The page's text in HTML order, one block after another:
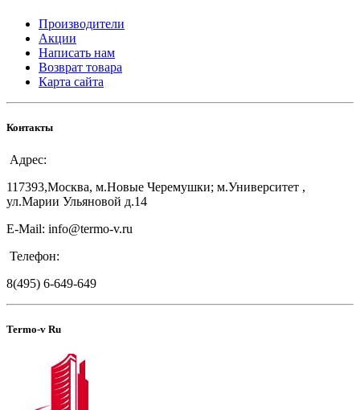
Производители
Акции
Написать нам
Возврат товара
Карта сайта
Контакты
Адрес:
117393,Москва, м.Новые Черемушки; м.Университет ,
ул.Марии Ульяновой д.14
E-Mail: info@termo-v.ru
Телефон:
8(495) 6-649-649
Termo-v Ru